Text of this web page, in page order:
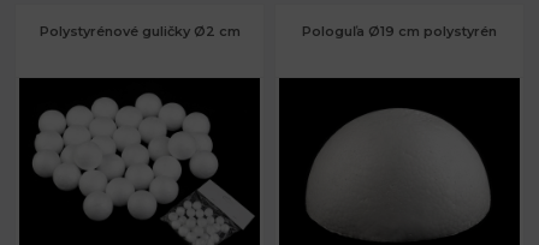
Polystyrénové guličky Ø2 cm Pologuľa Ø19 cm polystyrén